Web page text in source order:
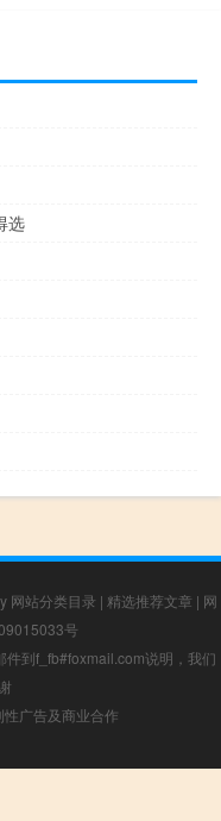
选
网站分类目录 | 精选推荐文章 | 网
号
到f_fb#foxmail.com说明，我们
广告及商业合作